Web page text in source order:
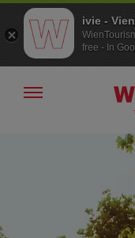
Pokaż/ukryj
ivie -
free - In